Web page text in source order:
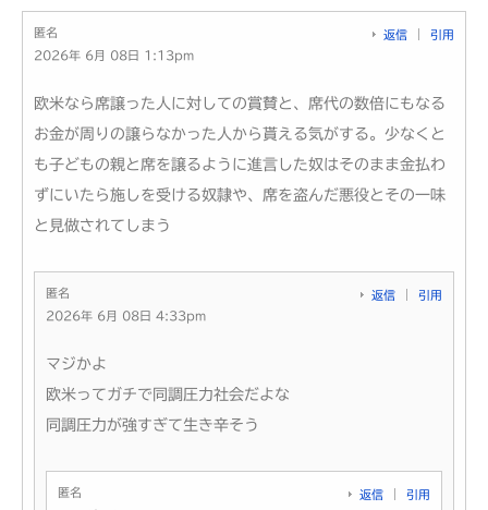
匿名
2026年 6月 08日 1:13pm
返信 引用
欧米なら席譲った人に対しての賞賛と、席代の数倍にもなる
お金が周りの譲らなかった人から貰える気がする。少なくと
も子どもの親と席を譲るように進言した奴はそのまま金払わ
ずにいたら施しを受ける奴隷や、席を盗んだ悪役とその一味
と見做されてしまう
匿名
2026年 6月 08日 4:33pm
返信 引用
マジかよ
欧米ってガチで同調圧力社会だよな
同調圧力が強すぎて生き辛そう
匿名
返信 引用